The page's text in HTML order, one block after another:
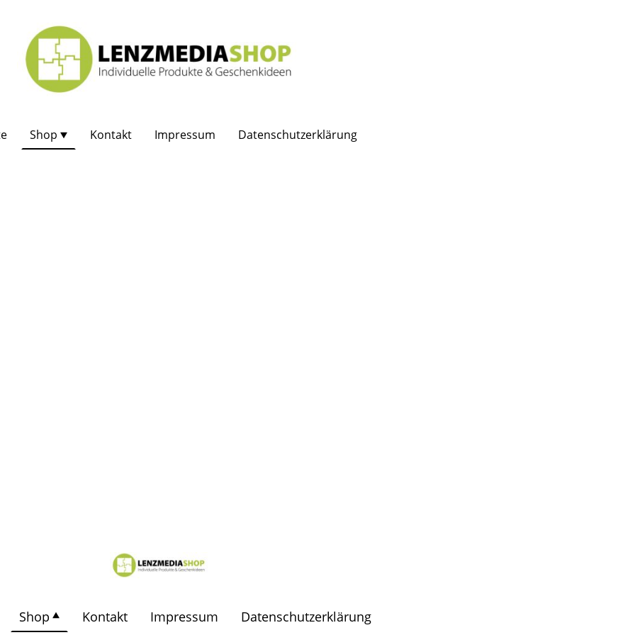
Shop Kontakt Impressum Datenschutzerklärung
Shop Kontakt Impressum Datenschutzerklärung